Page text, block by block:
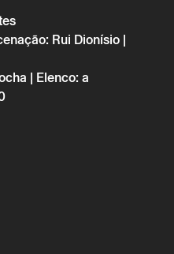
Rui Dionísio |
| Elenco: a